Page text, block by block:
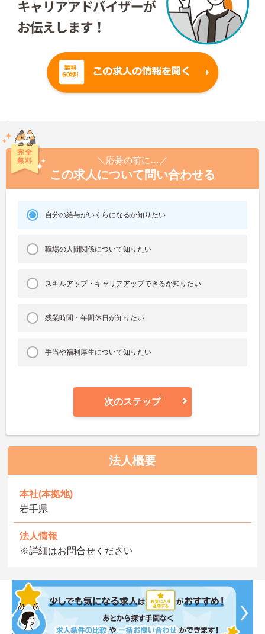
＼応募の前に…／
この求人について問い合わせる
自分の給与がいくらになるか知りたい
職場の人間関係について知りたい
スキルアップ・キャリアアップできるか知りたい
残業時間・年間休日が知りたい
手当や福利厚生について知りたい
次のステップ
法人概要
本社(本拠地)
岩手県
法人情報
※詳細はお問合せください